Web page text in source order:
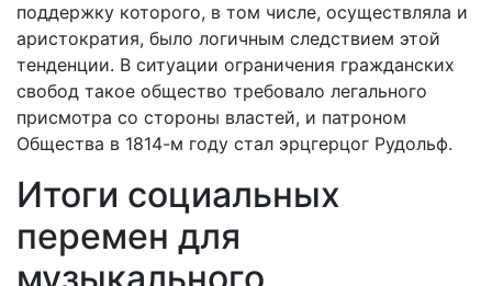
поддержку которого, в том числе, осуществляла и
аристократия, было логичным следствием этой
тенденции. В ситуации ограничения гражданских
свобод такое общество требовало легального
присмотра со стороны властей, и патроном
Общества в 1814-м году стал эрцгерцог Рудольф.
Итоги социальных
перемен для